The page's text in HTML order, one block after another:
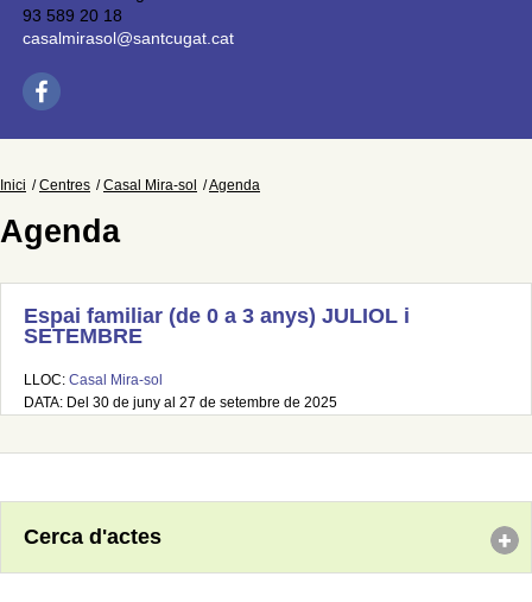
93 589 20 18
casalmirasol@santcugat.cat
Inici Centres Casal Mira-sol Agenda
Agenda
Espai familiar (de 0 a 3 anys) JULIOL i
SETEMBRE
LLOC: Casal Mira-sol
DATA: Del 30 de juny al 27 de setembre de 2025
Cerca d'actes